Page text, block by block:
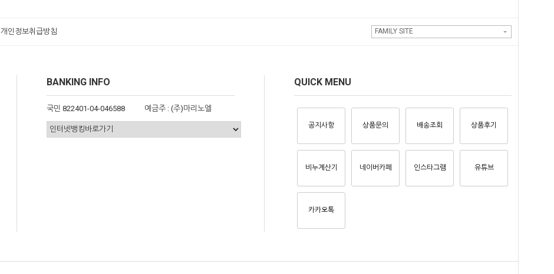
개인정보취급방침 FAMILY SITE
BANKING INFO
국민 822401-04-046588 예금주 : (주)마리노엘
QUICK MENU
공지사항 상품문의 배송조회 상품후기
비누계산기 네이버카페 인스타그램 유튜브
카카오톡